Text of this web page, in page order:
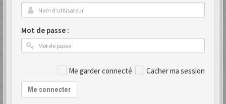
Mot de passe :
Me garder connecté Cacher ma session
Me connecter